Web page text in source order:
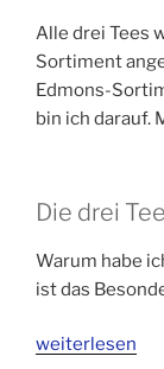
Alle drei Tees
Sortiment
Edmons-
bin ich darauf.
Die drei
Warum habe
ist das
„Drei
weiterlesen